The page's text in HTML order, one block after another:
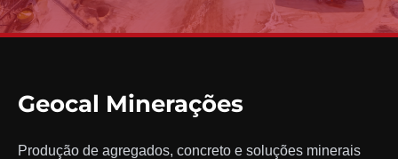
Geocal Minerações
Produção de agregados, concreto e soluções minerais